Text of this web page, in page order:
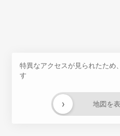
特異なアクセスが見られたため
す
地図を
›